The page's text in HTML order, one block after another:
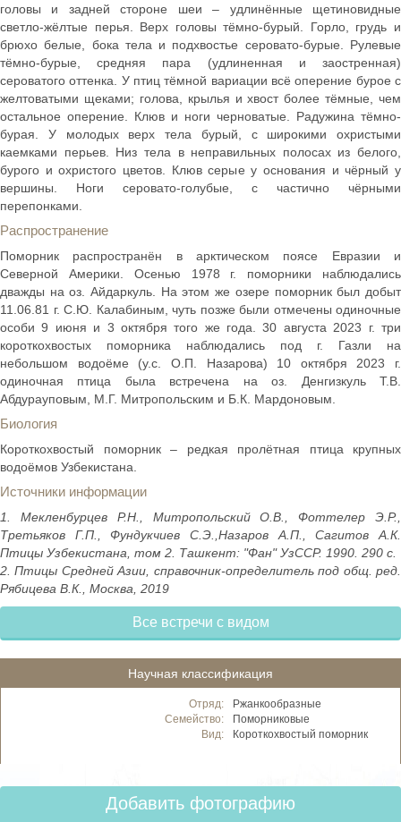
головы и задней стороне шеи – удлинённые щетиновидные
светло-жёлтые перья. Верх головы тёмно-бурый. Горло, грудь и
брюхо белые, бока тела и подхвостье серовато-бурые. Рулевые
тёмно-бурые, средняя пара (удлиненная и заостренная)
сероватого оттенка. У птиц тёмной вариации всё оперение бурое с
желтоватыми щеками; голова, крылья и хвост более тёмные, чем
остальное оперение. Клюв и ноги черноватые. Радужина тёмно-
бурая. У молодых верх тела бурый, с широкими охристыми
каемками перьев. Низ тела в неправильных полосах из белого,
бурого и охристого цветов. Клюв серые у основания и чёрный у
вершины. Ноги серовато-голубые, с частично чёрными
перепонками.
Распространение
Поморник распространён в арктическом поясе Евразии и
Северной Америки. Осенью 1978 г. поморники наблюдались
дважды на оз. Айдаркуль. На этом же озере поморник был добыт
11.06.81 г. С.Ю. Калабиным, чуть позже были отмечены одиночные
особи 9 июня и 3 октября того же года. 30 августа 2023 г. три
короткохвостых поморника наблюдались под г. Газли на
небольшом водоёме (у.с. О.П. Назарова) 10 октября 2023 г.
одиночная птица была встречена на оз. Денгизкуль Т.В.
Абдурауповым, М.Г. Митропольским и Б.К. Мардоновым.
Биология
Короткохвостый поморник – редкая пролётная птица крупных
водоёмов Узбекистана.
Источники информации
1. Мекленбурцев Р.Н., Митропольский О.В., Фоттелер Э.Р.,
Третьяков Г.П., Фундукчиев С.Э.,Назаров А.П., Сагитов А.К.
Птицы Узбекистана, том 2. Ташкент: "Фан" УзССР. 1990. 290 с.
2. Птицы Средней Азии, справочник-определитель под общ. ред.
Рябицева В.К., Москва, 2019
Все встречи с видом
Научная классификация
Отряд:
Ржанкообразные
Семейство:
Поморниковые
Вид:
Короткохвостый поморник
Добавить фотографию